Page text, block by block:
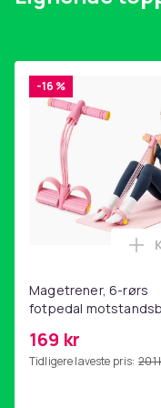
-16 %
Magetrener, 6-rørs
fotpedal
yoga og
hjemmegymnastikk
169 kr
Tidligere laveste pris: 201